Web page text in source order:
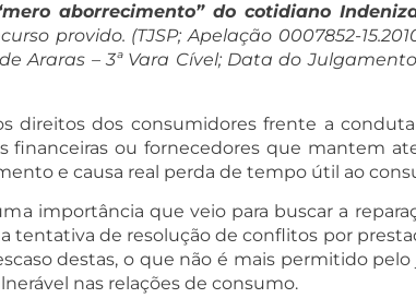
aborrecimento” do cotidiano
provido. (TJSP; Apelação 0007852-
Araras – 3ª Vara Cível; Data do Julgamento:
direitos dos consumidores frente a
ou fornecedores que mantem
e causa real perda de tempo útil ao
importância que veio para buscar a
de resolução de conflitos por
destas, o que não é mais permitido
nas relações de consumo.